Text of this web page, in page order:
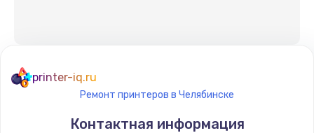
printer-iq.ru
Ремонт принтеров в Челябинске
Контактная информация